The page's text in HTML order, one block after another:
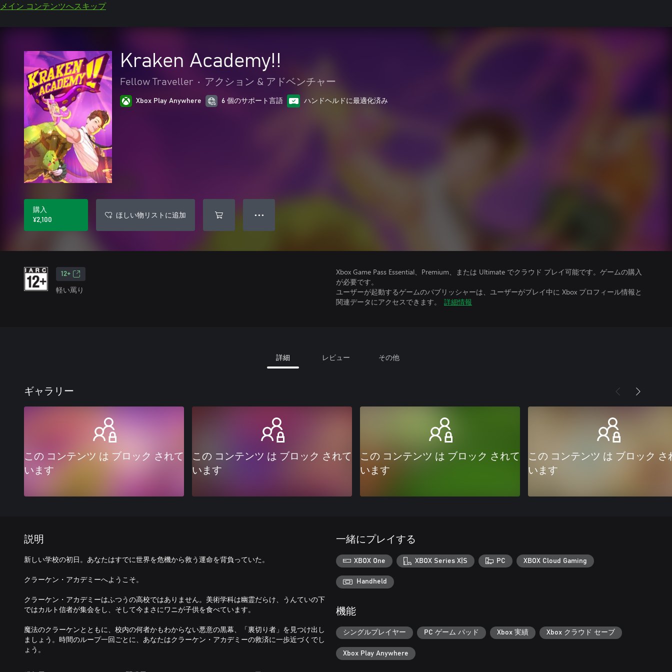
メイン コンテンツへスキップ
Kraken Academy!!
Fellow Traveller • アクション & アドベンチャー
Xbox Play Anywhere 6 個のサポート言語 ハンドヘルドに最適化済み
購入
¥2,100
ほしい物リストに追加 ● ● ●
12+
軽い罵り
Xbox Game Pass Essential、Premium、または Ultimate でクラウド プレイ可能です。ゲームの購入
が必要です。
ユーザーが起動するゲームのパブリッシャーは、ユーザーがプレイ中に Xbox プロフィール情報と
関連データにアクセスできます。
詳細情報
詳細 レビュー その他
ギャラリー
この コンテンツ は ブロック されて
います
この コンテンツ は ブロック されて
います
この コンテンツ は ブロック されて
います
この コンテンツ は ブロック さ
います
説明
新しい学校の初日。あなたはすでに世界を危機から救う運命を背負っていた。
クラーケン・アカデミーへようこそ。
クラーケン・アカデミーはふつうの高校ではありません。美術学科は幽霊だらけ、うんていの下
ではカルト信者が集会をし、そして今まさにワニが子供を食べています。
魔法のクラーケンとともに、校内の何者かもわからない悪意の黒幕、「裏切り者」を見つけ出し
ましょう。時間のループ一回ごとに、あなたはクラーケン・アカデミーの救済に一歩近づくでし
ょう。
一緒にプレイする
XBOX One XBOX Series X|S PC XBOX Cloud Gaming
Handheld
機能
シングルプレイヤー PC ゲーム パッド Xbox 実績 Xbox クラウド セーブ
Xbox Play Anywhere